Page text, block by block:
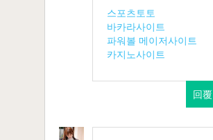
스포츠토토
바카라사이트
파워볼 메이저사이트
카지노사이트
回覆